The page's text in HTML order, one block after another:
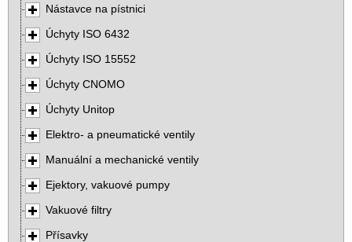
Nástavce na pístnici
Úchyty ISO 6432
Úchyty ISO 15552
Úchyty CNOMO
Úchyty Unitop
Elektro- a pneumatické ventily
Manuální a mechanické ventily
Ejektory, vakuové pumpy
Vakuové filtry
Přísavky